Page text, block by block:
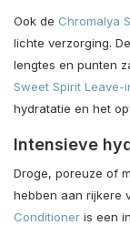
Ook de Chromalya
lichte verzorging.
lengtes en punten
Sweet Spirit Leave-
hydratatie en het
Intensieve
Droge, poreuze of
hebben aan rijkere
Conditioner is een